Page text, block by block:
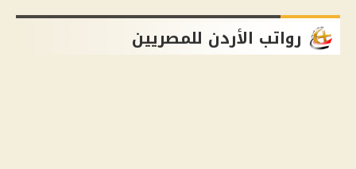
رواتب الأردن للمصريين